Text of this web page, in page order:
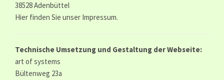
38528 Adenbüttel
Hier finden Sie unser Impressum.
Technische Umsetzung und Gestaltung der Webseite:
art of systems
Bültenweg 23a